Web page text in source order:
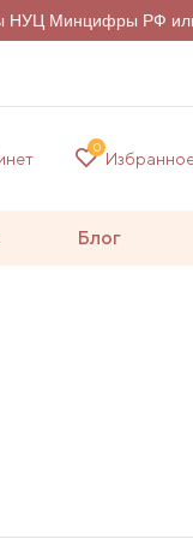
НУЦ Минцифры РФ
0
Блог